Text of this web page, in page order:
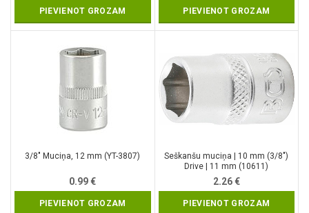
PIEVIENOT GROZAM PIEVIENOT GROZAM
3/8″ Muciņa, 12 mm (YT-3807)
0.99€
PIEVIENOT GROZAM
Seškanšu muciņa | 10 mm (3/8″)
Drive | 11 mm (10611)
2.26€
PIEVIENOT GROZAM